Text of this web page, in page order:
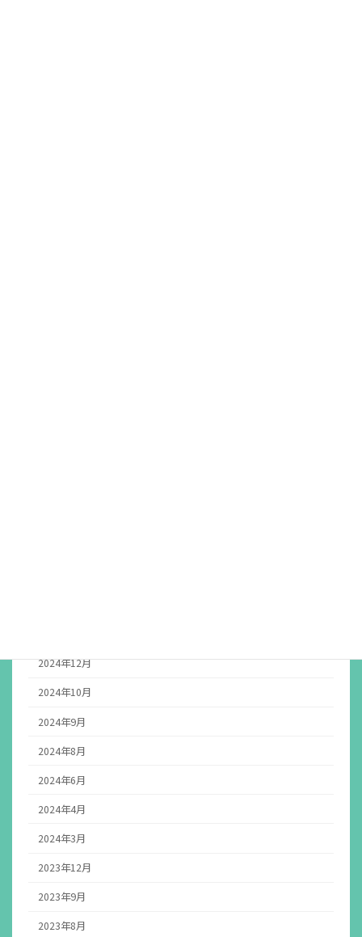
2024年12月
2024年10月
2024年9月
2024年8月
2024年6月
2024年4月
2024年3月
2023年12月
2023年9月
2023年8月